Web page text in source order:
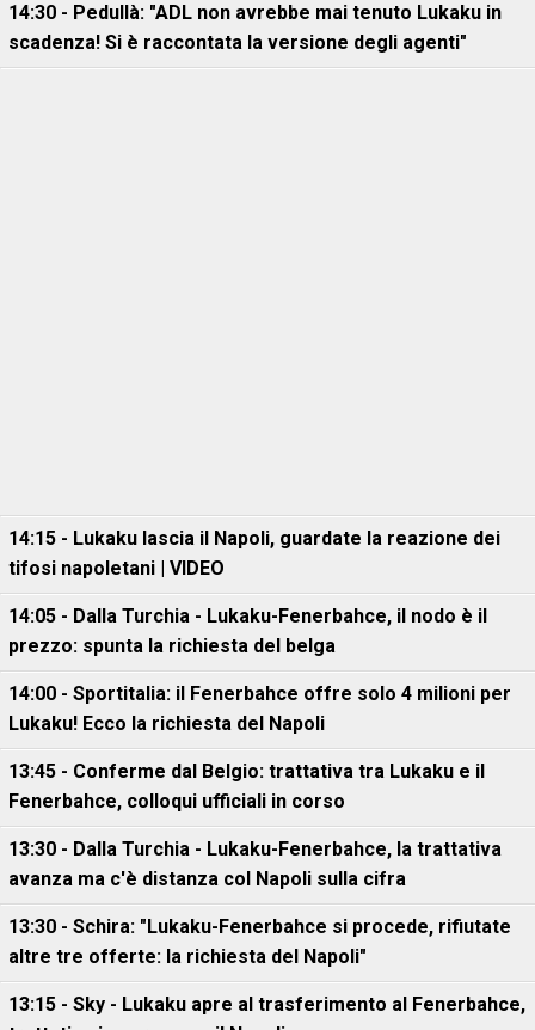
14:30 - Pedullà: "ADL non avrebbe mai tenuto Lukaku in
scadenza! Si è raccontata la versione degli agenti"
14:15 - Lukaku lascia il Napoli, guardate la reazione dei
tifosi napoletani | VIDEO
14:05 - Dalla Turchia - Lukaku-Fenerbahce, il nodo è il
prezzo: spunta la richiesta del belga
14:00 - Sportitalia: il Fenerbahce offre solo 4 milioni per
Lukaku! Ecco la richiesta del Napoli
13:45 - Conferme dal Belgio: trattativa tra Lukaku e il
Fenerbahce, colloqui ufficiali in corso
13:30 - Dalla Turchia - Lukaku-Fenerbahce, la trattativa
avanza ma c'è distanza col Napoli sulla cifra
13:30 - Schira: "Lukaku-Fenerbahce si procede, rifiutate
altre tre offerte: la richiesta del Napoli"
13:15 - Sky - Lukaku apre al trasferimento al Fenerbahce,